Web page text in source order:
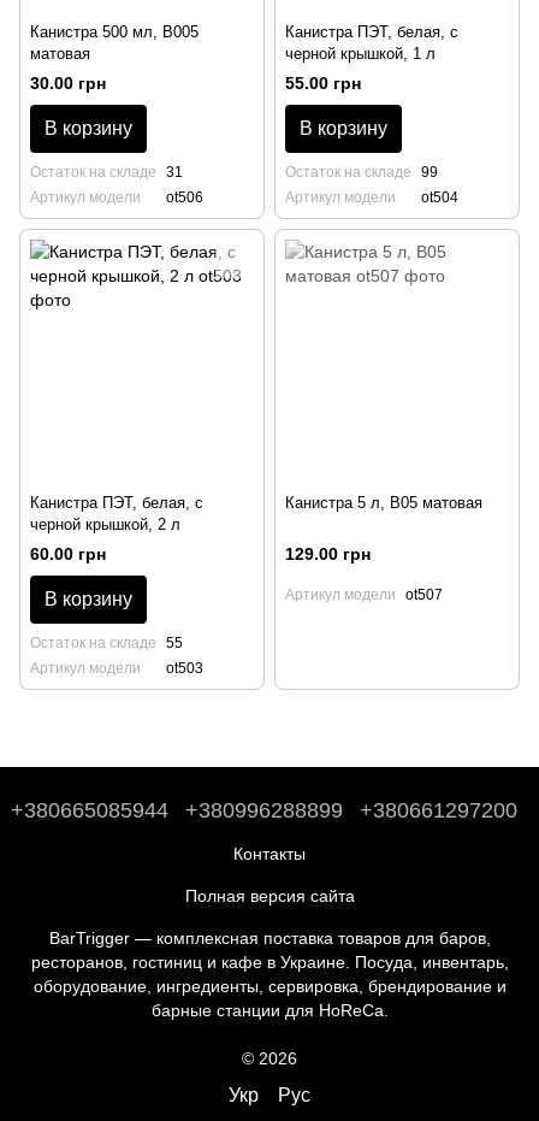
Канистра 500 мл, B005
матовая
30.00 грн
В корзину
Остаток на складе
31
Артикул модели
ot506
Канистра ПЭТ, белая, с
черной крышкой, 1 л
55.00 грн
В корзину
Остаток на складе
99
Артикул модели
ot504
Канистра ПЭТ, белая, с
черной крышкой, 2 л
60.00 грн
В корзину
Остаток на складе
55
Артикул модели
ot503
Канистра 5 л, B05 матовая
129.00 грн
Артикул модели ot507
+380665085944 +380996288899 +380661297200
Контакты
Полная версия сайта
BarTrigger — комплексная поставка товаров для баров,
ресторанов, гостиниц и кафе в Украине. Посуда, инвентарь,
оборудование, ингредиенты, сервировка, брендирование и
барные станции для HoReCa.
© 2026
Укр Рус